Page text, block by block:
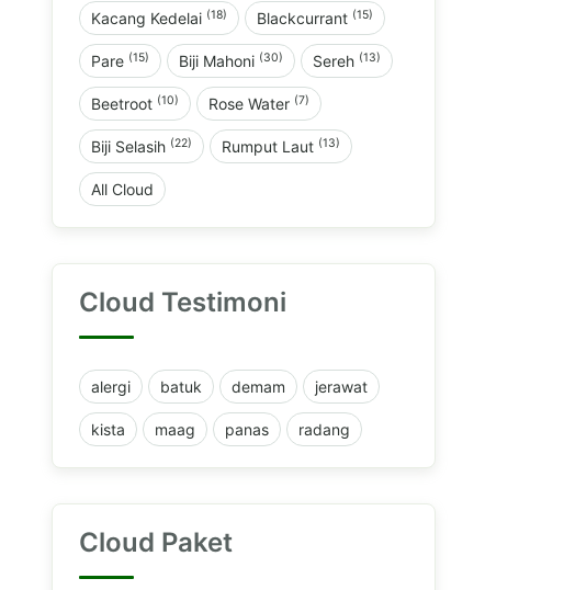
Kacang Kedelai (18) Blackcurrant (15)
Pare (15) Biji Mahoni (30) Sereh (13)
Beetroot (10) Rose Water (7)
Biji Selasih (22) Rumput Laut (13)
All Cloud
Cloud Testimoni
alergi batuk demam jerawat
kista maag panas radang
Cloud Paket